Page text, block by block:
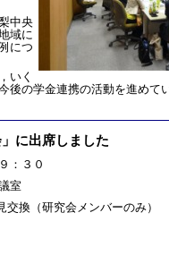
中央
域に
につ
いく
後の学金連携の活動を進めて
に出席しました
：３０
室
換（研究会メンバーのみ）